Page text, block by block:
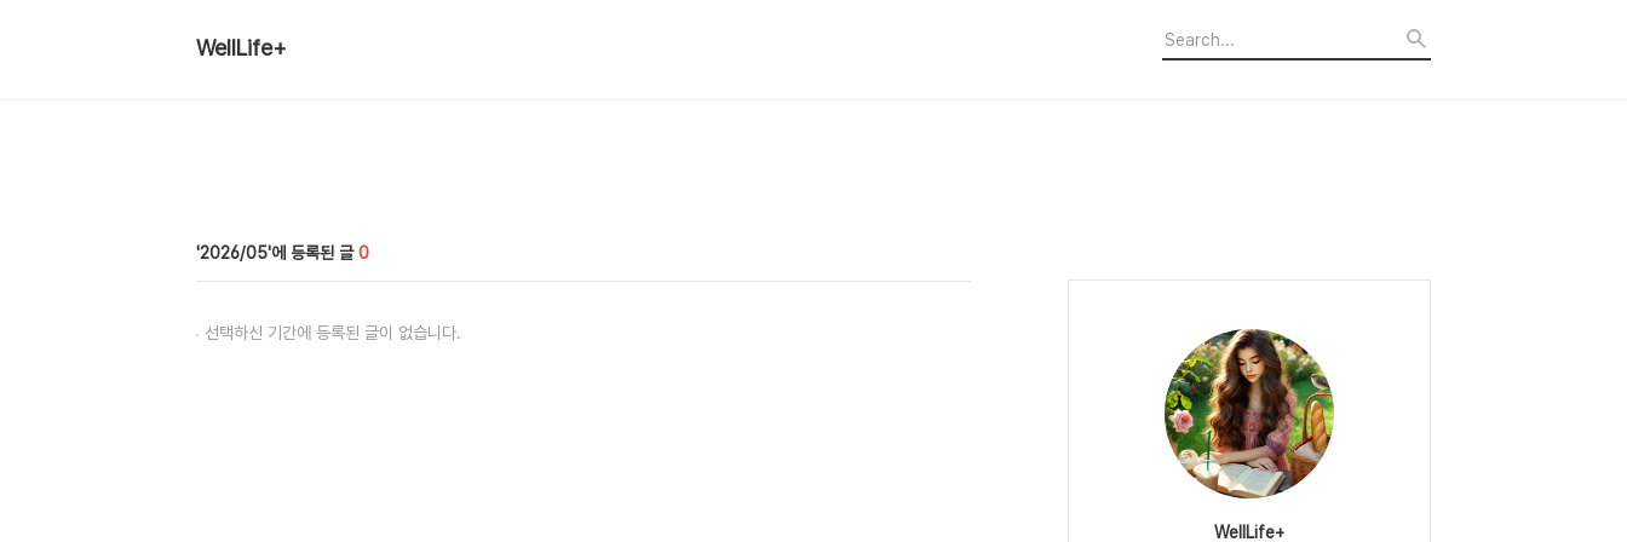
WellLife+
2026/05 0
선택하신 기간에 등록된 글이 없습니다.
WellLife+